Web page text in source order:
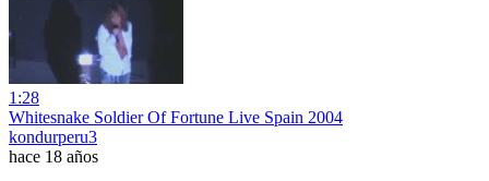
1:28
Whitesnake Soldier Of Fortune Live Spain 2004
kondurperu3
hace 18 años